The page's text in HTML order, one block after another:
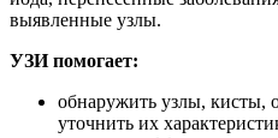
выявленные узлы.
УЗИ помогает:
обнаружить узлы, кисты,
уточнить их